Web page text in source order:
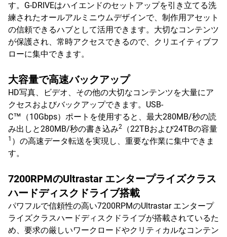
す。G-DRIVEはハイエンドのセットアップを引き立てる洗
練されたオールアルミニウムデザインで、制作用アセット
の信頼できるハブとして活用できます。大切なコンテンツ
が保護され、常時アクセスできるので、クリエイティブフ
ローに集中できます。
大容量で高速バックアップ
HD写真、ビデオ、その他の大切なコンテンツを大量にア
クセスおよびバックアップできます。USB-
C™（10Gbps）ポートを使用すると、最大280MB/秒の読
み出しと280MB/秒の書き込み2 （22TBおよび24TBの容量
1 ）の高速データ転送を実現し、重要な作業に集中できま
す。
7200RPMのUltrastar エンタープライズクラス
ハードディスクドライブ搭載
パワフルで信頼性の高い7200RPMのUltrastar エンタープ
ライズクラスハードディスクドライブが搭載されているた
め、要求の厳しいワークロードやクリティカルなコンテン